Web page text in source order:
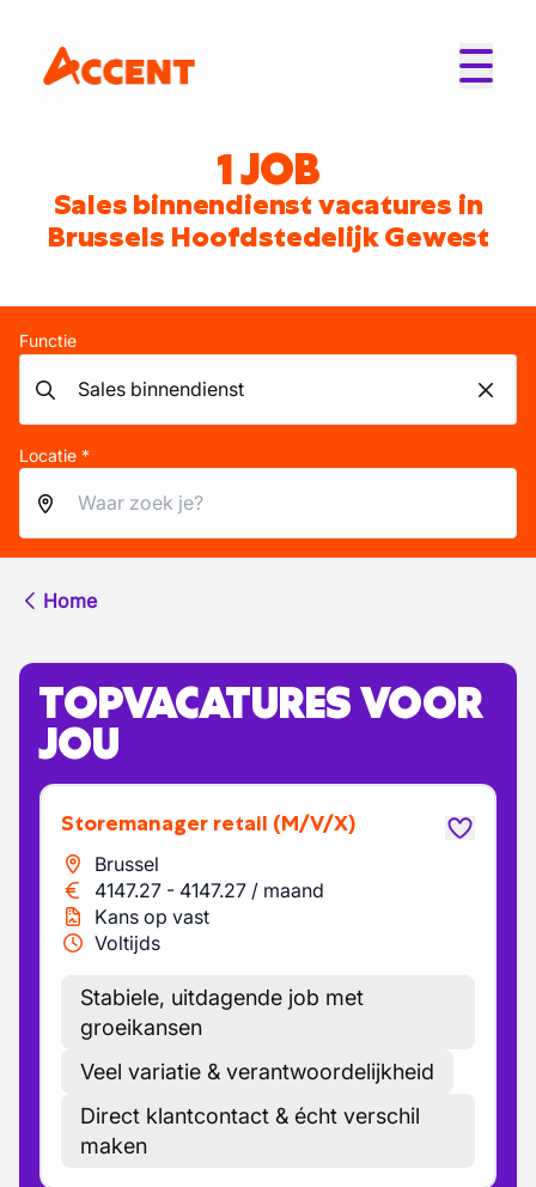
1 JOB
Sales binnendienst vacatures in
Brussels Hoofdstedelijk Gewest
Functie
Locatie *
Home
TOPVACATURES VOOR
JOU
Storemanager retail (M/V/X)
Brussel
4147.27 - 4147.27 / maand
Kans op vast
Voltijds
Stabiele, uitdagende job met
groeikansen
Veel variatie & verantwoordelijkheid
Direct klantcontact & écht verschil
maken